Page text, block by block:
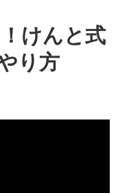
けんと式
り方